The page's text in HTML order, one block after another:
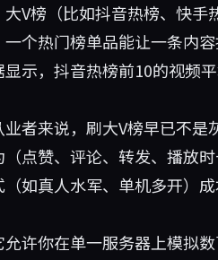
V榜（比如抖音热榜、快手
个热门榜单品能让一条内容
示，抖音热榜前10的视频
者来说，刷大V榜早已不是
点赞、评论、转发、播放
如真人水军、单机多开）
允许你在单一服务器上模拟